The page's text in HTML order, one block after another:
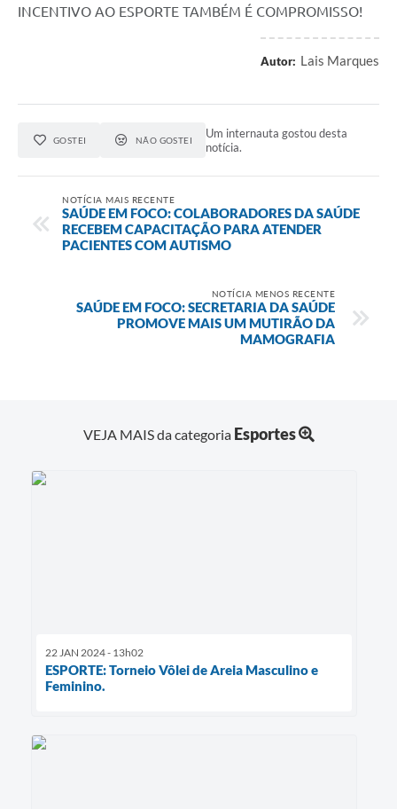
INCENTIVO AO ESPORTE TAMBÉM É COMPROMISSO!
Autor: Lais Marques
GOSTEI NÃO GOSTEI
Um internauta gostou desta
notícia.
NOTÍCIA MAIS RECENTE
SAÚDE EM FOCO: COLABORADORES DA SAÚDE
RECEBEM CAPACITAÇÃO PARA ATENDER
PACIENTES COM AUTISMO
NOTÍCIA MENOS RECENTE
SAÚDE EM FOCO: SECRETARIA DA SAÚDE
PROMOVE MAIS UM MUTIRÃO DA
MAMOGRAFIA
VEJA MAIS da categoria Esportes
22 JAN 2024 - 13h02
ESPORTE: Torneio Vôlei de Areia Masculino e
Feminino.